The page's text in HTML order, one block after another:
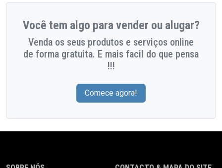
Você tem algo para vender ou alugar?
Venda os seus produtos e serviços online
de forma gratuita. E mais facil do que pensa
!!!
Comece agora!